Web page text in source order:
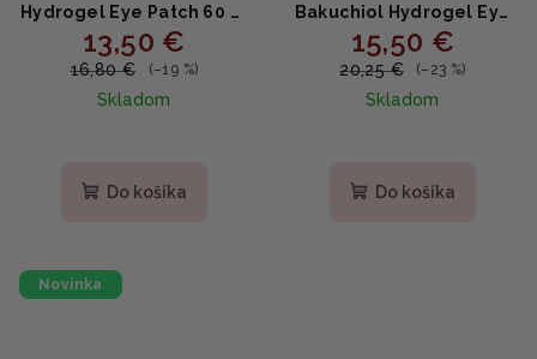
Hydrogel Eye Patch 60 ks
- Hydrogélové náplasti s
matchou a probiotikami
13,50 €
16,80 € (–19 %)
Skladom
Do košíka
Bakuchiol Hydrogel Eye
Patch 60 ks - Očné
hydrogélové náplasti s
retinolom a bakuchiolom
15,50 €
20,25 € (–23 %)
Skladom
Do košíka
Novinka